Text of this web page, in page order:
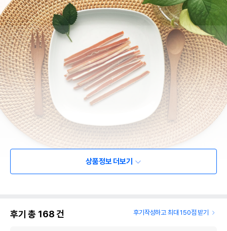
상품정보 더보기
후기 총 168건 후기작성하고 최대 150점 받기